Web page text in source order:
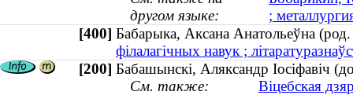
другом языке:
;
[400] Бабарыка, Аксана Анатольеўна
філалагічных навук ;
[200] Бабашынскі, Аляксандр Іосіфавіч
См. также:
Віцебская